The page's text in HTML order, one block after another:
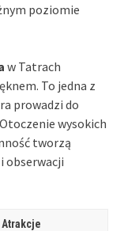
poziomie
w Tatrach
To jedna z
prowadzi do
wysokich
tworzą
obserwacji
Atrakcje